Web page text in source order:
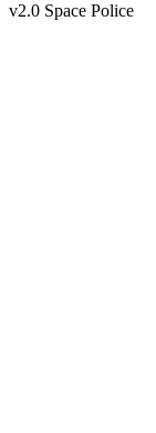
v2.0 Space Police